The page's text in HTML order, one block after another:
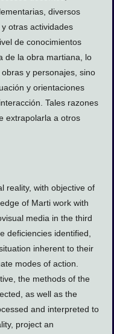
diversos
otras actividades
de conocimientos
de la obra martiana, lo
y personajes, sino
y orientaciones
Tales razones
extrapolarla a otros
reality, with objective of
of Marti work with
media in the third
deficiencies identified,
inherent to their
modes of action.
the methods of the
as well as the
and interpreted to
project an